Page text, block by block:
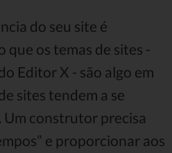
do seu site é
que os temas de sites -
Editor X - são algo em
sites tendem a se
construtor precisa
e proporcionar aos